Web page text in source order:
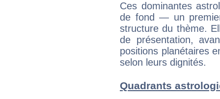
Ces dominantes
de fond — un
structure du thème.
de présentation,
positions planétaires
selon leurs dignités.
Quadrants